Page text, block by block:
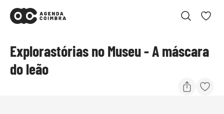
Explorastórias no Museu - A máscara
do leão